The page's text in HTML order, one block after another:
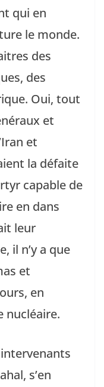
qui en
le monde.
des
des
Oui, tout
et
et
la défaite
capable de
en dans
leur
il n’y a que
et
en
nucléaire.
s’en